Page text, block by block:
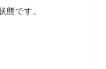
です。